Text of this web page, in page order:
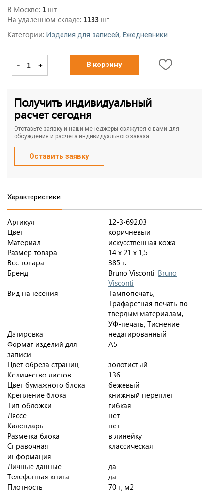
В Москве: 1 шт
На удаленном складе: 1133 шт
Категории: Изделия для записей, Ежедневники
- + В корзину
Получить индивидуальный
расчет сегодня
Отставьте заявку и наши менеджеры свяжутся с вами для
обсуждения и расчета индивидуального заказа
Оставить заявку
Характеристики
Артикул
12-3-692.03
Цвет
коричневый
Материал
искусственная кожа
Размер товара
14 х 21 х 1,5
Вес товара
385 г.
Бренд
Bruno Visconti, Bruno
Visconti
Вид нанесения
Тампопечать,
Трафаретная печать по
твердым материалам,
УФ-печать, Тиснение
Датировка
недатированный
Формат изделий для
записи
A5
Цвет обреза страниц
золотистый
Количество листов
136
Цвет бумажного блока
бежевый
Крепление блока
книжный переплет
Тип обложки
гибкая
Ляссе
нет
Календарь
нет
Разметка блока
в линейку
Справочная
информация
классическая
Личные данные
да
Телефонная книга
да
Плотность
70 г, м2